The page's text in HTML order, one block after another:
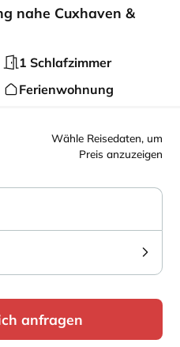
nahe Cuxhaven &
1 Schlafzimmer
Ferienwohnung
Wähle Reisedaten, um
Preis anzuzeigen
anfragen